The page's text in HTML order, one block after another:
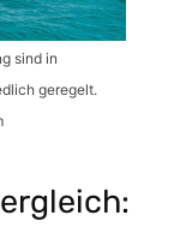
sind in
geregelt.